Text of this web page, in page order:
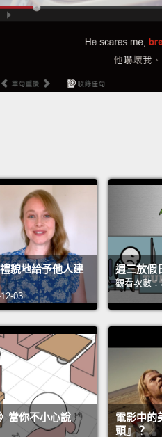
貌地給予他人建
03
週三放假
觀看次數
當你不小心說
電影中的
頭』？